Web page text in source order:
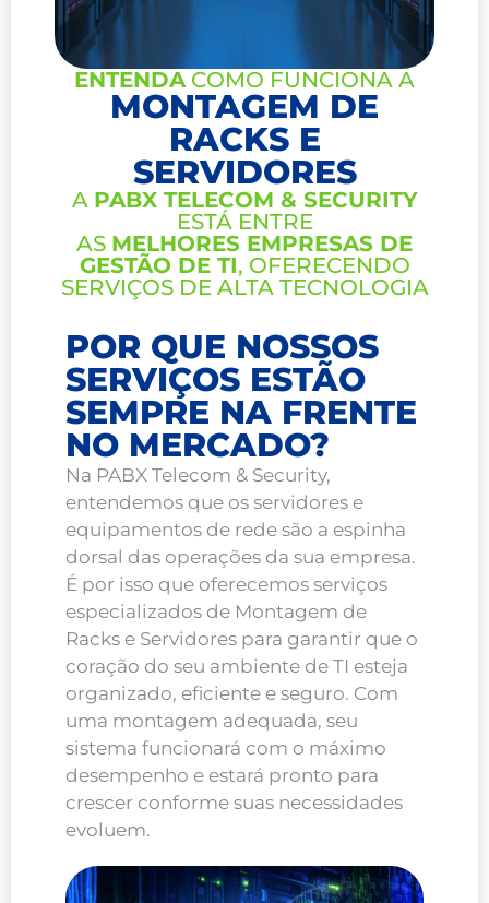
ENTENDACOMO FUNCIONA A
MONTAGEM DE
RACKS E
SERVIDORES
A PABX TELECOM & SECURITY
ESTÁ ENTRE
AS MELHORES EMPRESAS DE
GESTÃO DE TI, OFERECENDO
SERVIÇOS DE ALTA TECNOLOGIA
POR QUE NOSSOS
SERVIÇOS ESTÃO
SEMPRE NA FRENTE
NO MERCADO?
Na PABX Telecom & Security,
entendemos que os servidores e
equipamentos de rede são a espinha
dorsal das operações da sua empresa.
É por isso que oferecemos serviços
especializados de Montagem de
Racks e Servidores para garantir que o
coração do seu ambiente de TI esteja
organizado, eficiente e seguro. Com
uma montagem adequada, seu
sistema funcionará com o máximo
desempenho e estará pronto para
crescer conforme suas necessidades
evoluem.